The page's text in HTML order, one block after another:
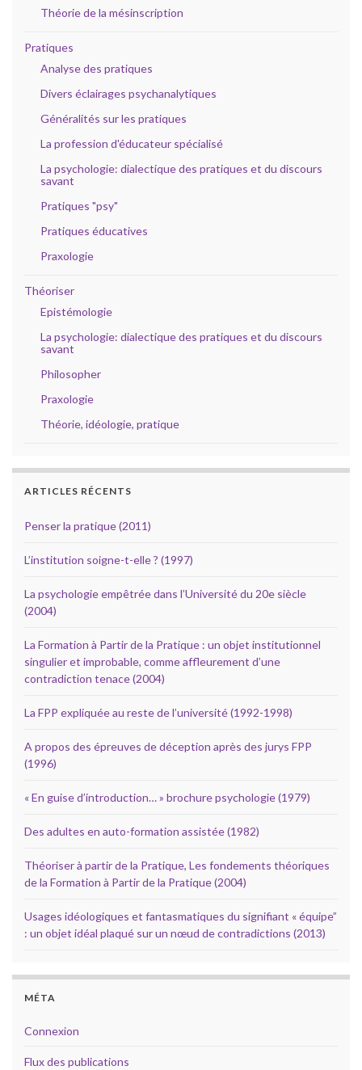
Théorie de la mésinscription
Pratiques
Analyse des pratiques
Divers éclairages psychanalytiques
Généralités sur les pratiques
La profession d'éducateur spécialisé
La psychologie: dialectique des pratiques et du discours
savant
Pratiques "psy"
Pratiques éducatives
Praxologie
Théoriser
Epistémologie
La psychologie: dialectique des pratiques et du discours
savant
Philosopher
Praxologie
Théorie, idéologie, pratique
ARTICLES RÉCENTS
Penser la pratique (2011)
L’institution soigne-t-elle ? (1997)
La psychologie empêtrée dans l’Université du 20e siècle
(2004)
La Formation à Partir de la Pratique : un objet institutionnel
singulier et improbable, comme affleurement d’une
contradiction tenace (2004)
La FPP expliquée au reste de l’université (1992-1998)
A propos des épreuves de déception après des jurys FPP
(1996)
« En guise d’introduction… » brochure psychologie (1979)
Des adultes en auto-formation assistée (1982)
Théoriser à partir de la Pratique, Les fondements théoriques
de la Formation à Partir de la Pratique (2004)
Usages idéologiques et fantasmatiques du signifiant « équipe”
: un objet idéal plaqué sur un nœud de contradictions (2013)
MÉTA
Connexion
Flux des publications